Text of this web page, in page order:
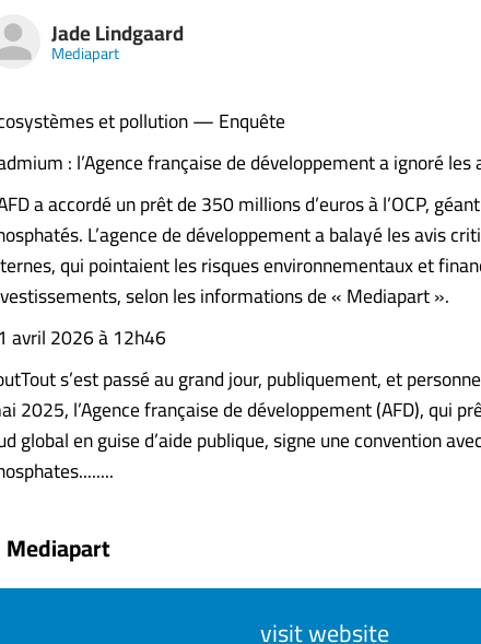
Jade Lindgaard
Mediapart
et pollution — Enquête
: l’Agence française de développement a ignoré les
a accordé un prêt de 350 millions d’euros à l’OCP,
L’agence de développement a balayé les avis
qui pointaient les risques environnementaux et
selon les informations de « Mediapart ».
avril 2026 à 12h46
s’est passé au grand jour, publiquement, et
2025, l’Agence française de développement (AFD), qui
global en guise d’aide publique, signe une convention
visit website